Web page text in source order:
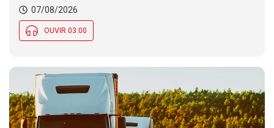
07/08/2026
OUVIR 03:00